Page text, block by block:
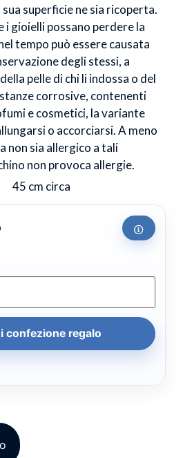
sua superficie ne sia ricoperta.
i gioielli possano perdere la
tempo può essere causata
degli stessi, a
pelle di chi li indossa o del
corrosive, contenenti
e cosmetici, la variante
o accorciarsi. A meno
non sia allergico a tali
non provoca allergie.
45 cm circa
confezione regalo